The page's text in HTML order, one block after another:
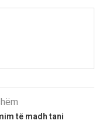
të madh tani